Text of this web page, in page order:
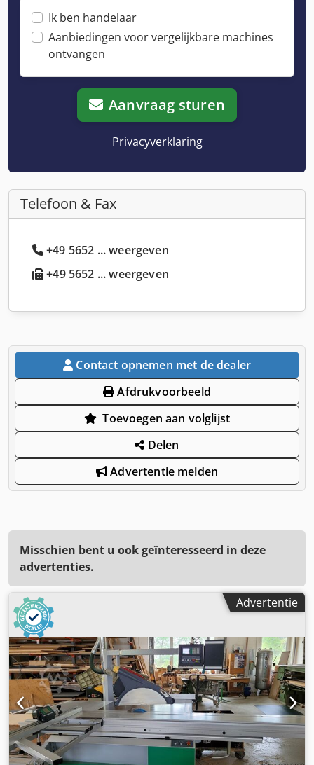
Ik ben handelaar
Aanbiedingen voor vergelijkbare machines
ontvangen
Aanvraag sturen
Privacyverklaring
Telefoon & Fax
+49 5652 ... weergeven
+49 5652 ... weergeven
Contact opnemen met de dealer
Afdrukvoorbeeld
Toevoegen aan volglijst
Delen
Advertentie melden
Misschien bent u ook geïnteresseerd in deze
advertenties.
Advertentie